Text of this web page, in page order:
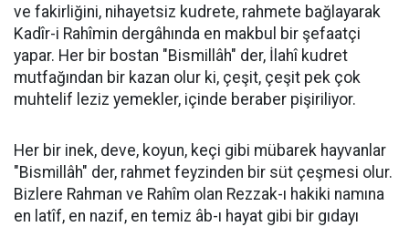
ve fakirliğini, nihayetsiz kudrete, rahmete bağlayarak
Kadîr-i Rahîmin dergâhında en makbul bir şefaatçi
yapar. Her bir bostan "Bismillâh" der, İlahî kudret
mutfağından bir kazan olur ki, çeşit, çeşit pek çok
muhtelif leziz yemekler, içinde beraber pişiriliyor.
Her bir inek, deve, koyun, keçi gibi mübarek hayvanlar
"Bismillâh" der, rahmet feyzinden bir süt çeşmesi olur.
Bizlere Rahman ve Rahîm olan Rezzak-ı hakiki namına
en latîf, en nazif, en temiz âb-ı hayat gibi bir gıdayı